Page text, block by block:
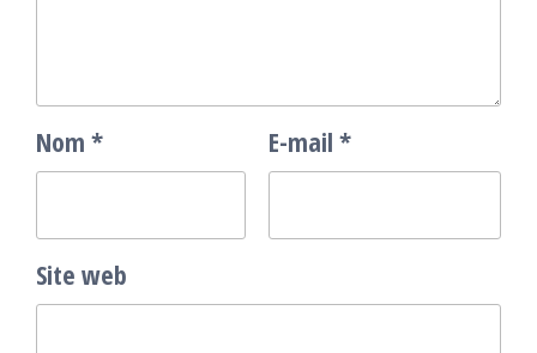
Nom * E-mail *
Site web